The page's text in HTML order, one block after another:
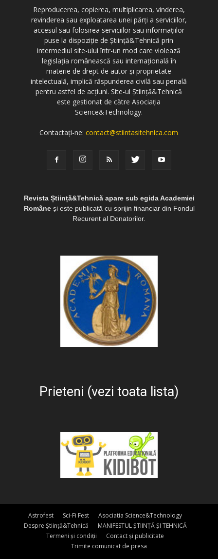
Reproducerea, copierea, multiplicarea, vinderea,
revinderea sau exploatarea unei părți a serviciilor,
accesul sau folosirea serviciilor sau informațiilor
puse la dispoziție de Știință&Tehnică prin
intermediul site-ului într-un mod care violează
legislația românească sau internațională în
materie de drept de autor și proprietate
intelectuală, implică răspunderea civilă sau penală
pentru astfel de acțiuni. Site-ul Știință&Tehnică
este gestionat de către Asociația
Science&Technology.
Contactați-ne:contact@stiintasitehnica.com
Revista Știință&Tehnică apare sub egida Academiei
Româneși este publicată cu sprijin financiar din Fondul
Recurent al Donatorilor.
Prieteni (vezi toata lista)
Astrofest Sci-Fi Fest
Asociatia Science&Technology
Despre Știință&Tehnică
MANIFESTUL ȘTIINȚĂ ȘI TEHNICĂ
Termeni și condiții
Contact și publicitate
Trimite comunicat de presa